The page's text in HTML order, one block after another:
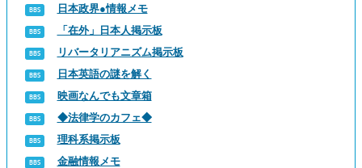
日本政界●情報メモ
「在外」日本人掲示板
リバータリアニズム掲示板
日本英語の謎を解く
映画なんでも文章箱
◆法律学のカフェ◆
理科系掲示板
金融情報メモ